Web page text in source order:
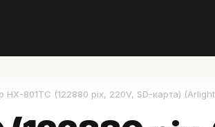
HX-801TC (122880 pix, 220V, SD-карта)